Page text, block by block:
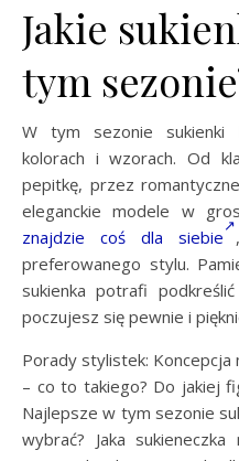
Jakie
tym
W tym sezonie sukienki
kolorach i wzorach. Od
pepitkę, przez
eleganckie modele w
znajdzie coś dla siebie
preferowanego stylu.
sukienka potrafi
poczujesz się pewnie i
Porady stylistek:
– co to takiego? Do jakiej
Najlepsze w tym sezonie
wybrać? Jaka